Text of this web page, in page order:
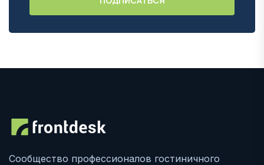
Сообщество профессионалов гостиничного